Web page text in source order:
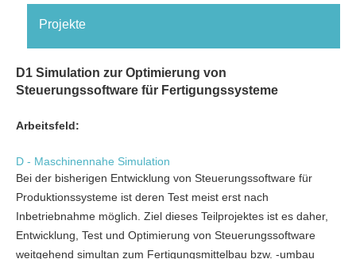
Projekte
D1 Simulation zur Optimierung von
Steuerungssoftware für Fertigungssysteme
Arbeitsfeld:
D - Maschinennahe Simulation
Bei der bisherigen Entwicklung von Steuerungssoftware für
Produktionssysteme ist deren Test meist erst nach
Inbetriebnahme möglich. Ziel dieses Teilprojektes ist es daher,
Entwicklung, Test und Optimierung von Steuerungssoftware
weitgehend simultan zum Fertigungsmittelbau bzw. -umbau